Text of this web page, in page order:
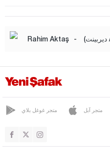
ديربينت
ديربوجاك
أمير غازي
إيريغيلي
هالكابينار
Rahim Aktaş -
متجر غوغل بلاي متجر آبل